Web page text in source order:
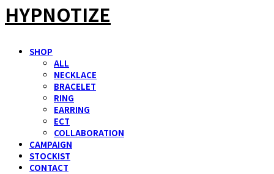
HYPNOTIZE
SHOP
ALL
NECKLACE
BRACELET
RING
EARRING
ECT
COLLABORATION
CAMPAIGN
STOCKIST
CONTACT